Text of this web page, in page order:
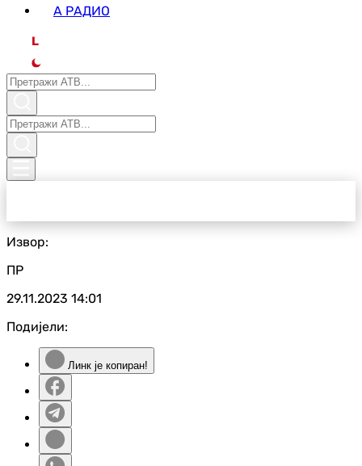
А РАДИО
L
Извор:
ПР
29.11.2023 14:01
Подијели:
Линк је копиран!